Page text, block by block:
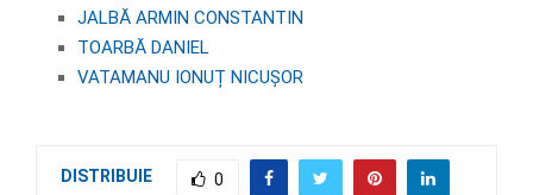
JALBĂ ARMIN CONSTANTIN
TOARBĂ DANIEL
VATAMANU IONUȚ NICUȘOR
DISTRIBUIE 0